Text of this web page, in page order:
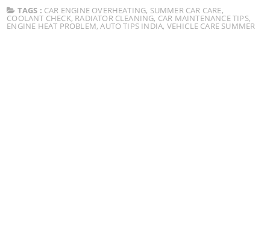
TAGS : CAR ENGINE OVERHEATING, SUMMER CAR CARE,
COOLANT CHECK, RADIATOR CLEANING, CAR MAINTENANCE TIPS,
ENGINE HEAT PROBLEM,AUTO TIPS INDIA, VEHICLE CARE SUMMER